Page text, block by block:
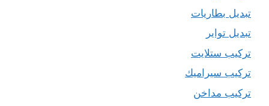
تبديل بطاريات
تبديل تواير
تركيب ستلايت
تركيب سيراميك
تركيب مداخن